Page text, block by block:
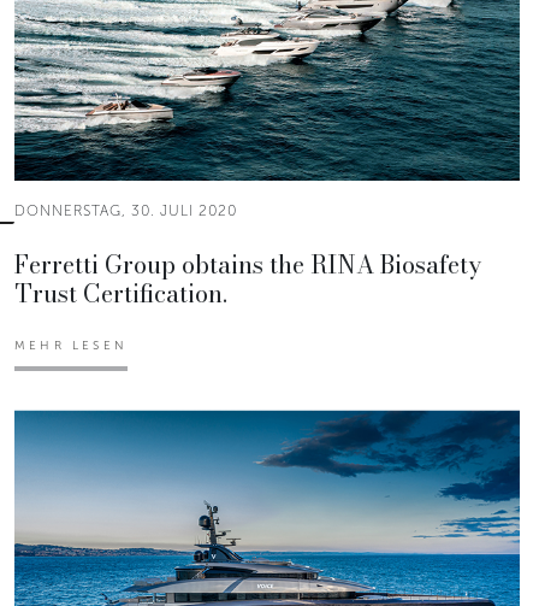
DONNERSTAG, 30. JULI 2020
Ferretti Group obtains the RINA Biosafety
Trust Certification.
MEHR LESEN